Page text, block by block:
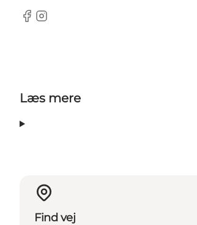
Facebook
Instagram
Læs mere
Find vej